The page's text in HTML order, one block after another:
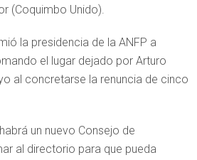
(Coquimbo Unido).
la presidencia de la ANFP a
el lugar dejado por Arturo
al concretarse la renuncia de cinco
un nuevo Consejo de
al directorio para que pueda